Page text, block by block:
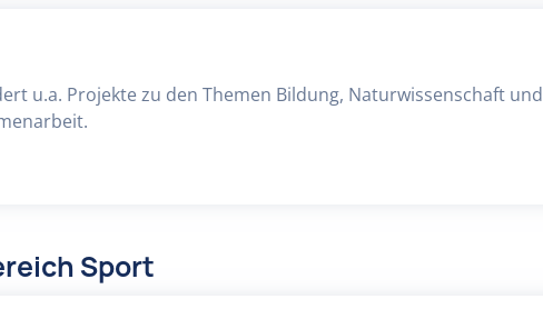
u.a. Projekte zu den Themen Bildung, Naturwissenschaft und
Sport